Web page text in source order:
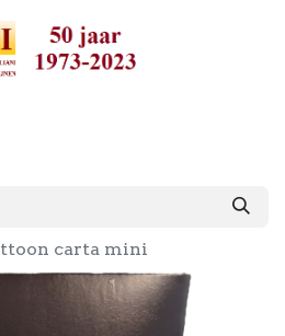
carta mini